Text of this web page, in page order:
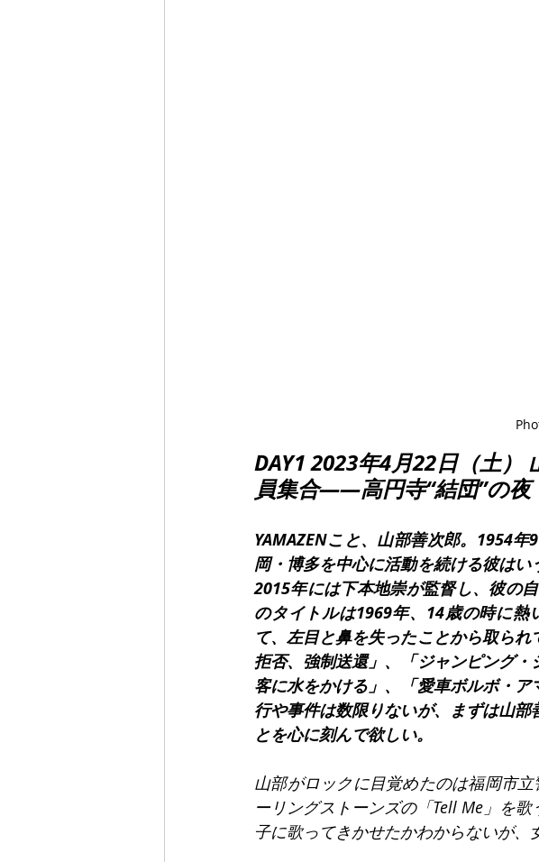
DAY1 2023年4月22日（土）
員集合――高円寺“結団”の夜
YAMAZENこと、山部善次郎。1954
岡・博多を中心に活動を続ける彼はい
2015年には下本地崇が監督し、彼の
のタイトルは1969年、14歳の時に
て、左目と鼻を失ったことから取ら
拒否、強制送還」、「ジャンピング・
客に水をかける」、「愛車ボルボ・
行や事件は数限りないが、まずは山
とを心に刻んで欲しい。
山部がロックに目覚めたのは福岡市
ーリングストーンズの「Tell Me」を
子に歌ってきかせたかわからないが、